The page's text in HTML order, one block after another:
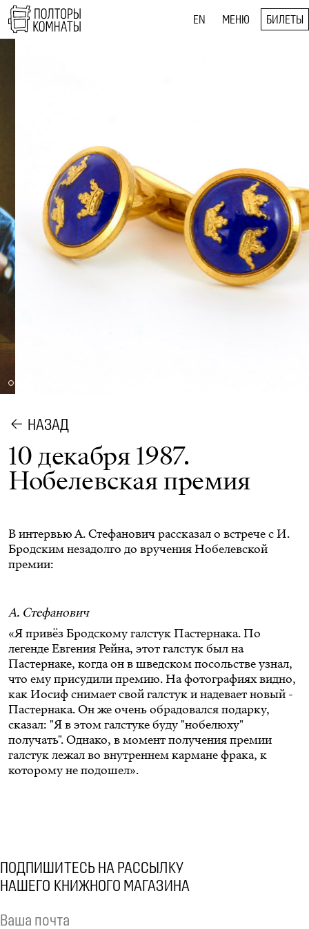
EN МЕНЮ БИЛЕТЫ
НАЗАД
10 декабря 1987.
Нобелевская премия
В интервью А. Стефанович рассказал о встрече с И.
Бродским незадолго до вручения Нобелевской
премии:
А. Стефанович
«Я привёз Бродскому галстук Пастернака. По
легенде Евгения Рейна, этот галстук был на
Пастернаке, когда он в шведском посольстве узнал,
что ему присудили премию. На фотографиях видно,
как Иосиф снимает свой галстук и надевает новый -
Пастернака. Он же очень обрадовался подарку,
сказал: "Я в этом галстуке буду "нобелюху"
получать". Однако, в момент получения премии
галстук лежал во внутреннем кармане фрака, к
которому не подошел».
ПОДПИШИТЕСЬ НА РАССЫЛКУ
НАШЕГО КНИЖНОГО МАГАЗИНА